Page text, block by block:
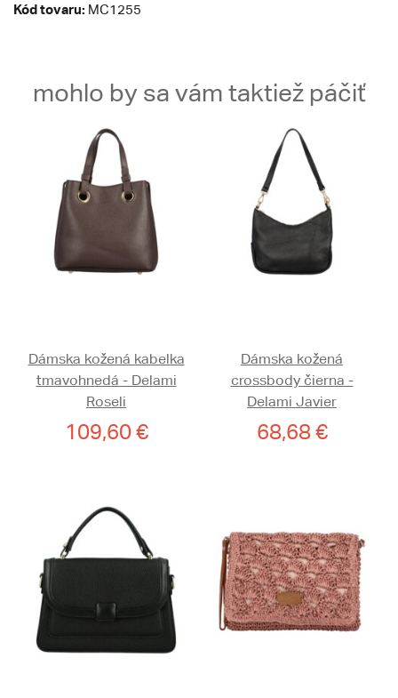
Kód tovaru: MC1255
mohlo by sa vám taktiež páčiť
Dámska kožená kabelka
tmavohnedá - Delami
Roseli
109,60 €
Dámska kožená
crossbody čierna -
Delami Javier
68,68 €